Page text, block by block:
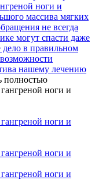
ноги и
массива мягких
не всегда
могут спасти даже
в правильном
нашему лечению
полностью